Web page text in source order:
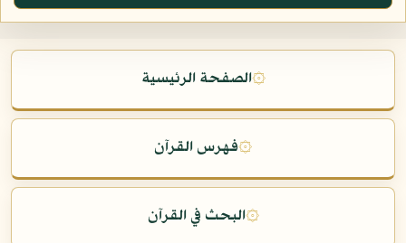
۞الصفحة الرئيسية
۞فهرس القرآن
۞البحث في القرآن